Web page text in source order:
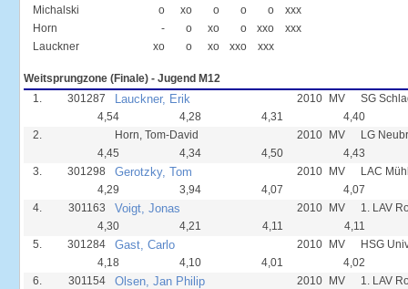
Michalski
o xo o o o
xxx
Horn
- o xo o xxo
xxx
Lauckner
xo o xo xxo xxx
Weitsprungzone (Finale) - Jugend M12
1.
301287 Lauckner, Erik 2010 MV
SG
4,54
4,28 4,31
4,40
2.
Horn, Tom-David 2010 MV
LG
4,45
4,34 4,50
4,43
3.
301298 Gerotzky, Tom 2010 MV
LAC
4,29
3,94 4,07
4,07
4.
301163 Voigt, Jonas 2010 MV
1. LAV
4,30
4,21 4,11
4,11
5.
301284 Gast, Carlo 2010 MV
HSG
4,18
4,10 4,01
4,02
6.
301154 Olsen, Jan Philip 2010 MV
1. LAV